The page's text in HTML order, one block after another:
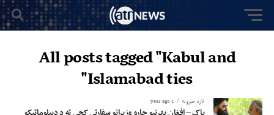
All posts tagged "Kabul and
Islamabad ties"
تازه خبرونه 1 year ago